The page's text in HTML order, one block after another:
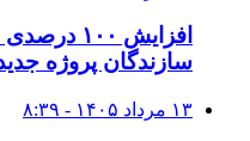
افزایش
سازندگان پروژه
۱۳ مرداد ۱۴۰۵ - ۸:۳۹